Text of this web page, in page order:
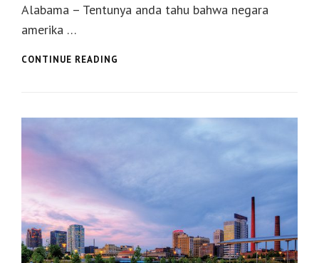
Alabama – Tentunya anda tahu bahwa negara
amerika …
CONTINUE READING